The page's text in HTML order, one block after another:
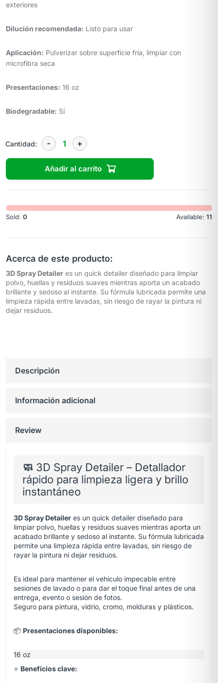
exteriores
Dilución recomendada: Listo para usar
Aplicación: Pulverizar sobre superficie fría, limpiar con
microfibra seca
Presentaciones: 16 oz
Biodegradable: Sí
Cantidad:
Añadir al carrito
Sold: 0 Available: 11
Acerca de este producto:
3D Spray Detailer es un quick detailer diseñado para limpiar
polvo, huellas y residuos suaves mientras aporta un acabado
brillante y sedoso al instante. Su fórmula lubricada permite una
limpieza rápida entre lavadas, sin riesgo de rayar la pintura ni
dejar residuos.
Descripción
Información adicional
Review
🧼 3D Spray Detailer – Detallador
rápido para limpieza ligera y brillo
instantáneo
3D Spray Detailer es un quick detailer diseñado para
limpiar polvo, huellas y residuos suaves mientras aporta un
acabado brillante y sedoso al instante. Su fórmula lubricada
permite una limpieza rápida entre lavadas, sin riesgo de
rayar la pintura ni dejar residuos.
Es ideal para mantener el vehículo impecable entre
sesiones de lavado o para dar el toque final antes de una
entrega, evento o sesión de fotos.
Seguro para pintura, vidrio, cromo, molduras y plásticos.
📦 Presentaciones disponibles:
16 oz
⭐ Beneficios clave: